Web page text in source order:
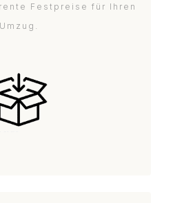
Festpreise für Ihren
Umzug.